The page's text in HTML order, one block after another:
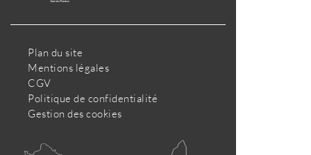
Plan du site
Mentions légales
CGV
Politique de confidentialité
Gestion des cookies